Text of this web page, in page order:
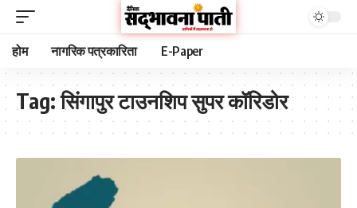
होम नागरिक पत्रकारिता E-Paper
Tag:सिंगापुर टाउनशिप सुपर कॉरिडोर